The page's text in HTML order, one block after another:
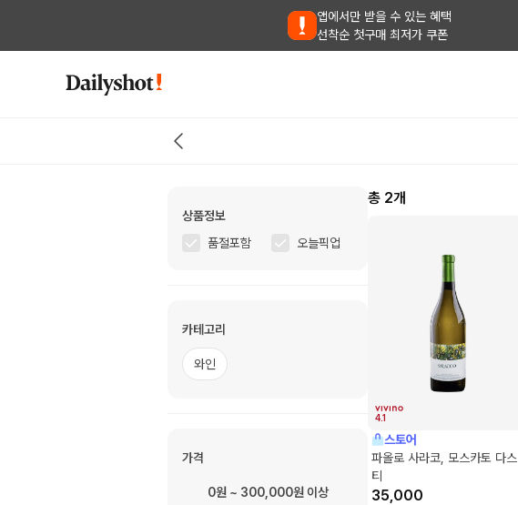
앱에서만 받을 수 있는 혜택
선착순 첫구매 최저가 쿠폰
상품정보
품절포함
오늘픽업
카테고리
와인
가격
0원 ~ 300,000원 이상
총 2개
4.1
스토어
파올로 사라코, 모스카토 다스
티
35,000